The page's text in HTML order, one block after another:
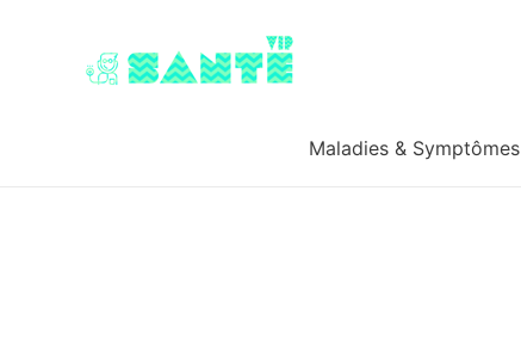
Maladies & Symptômes